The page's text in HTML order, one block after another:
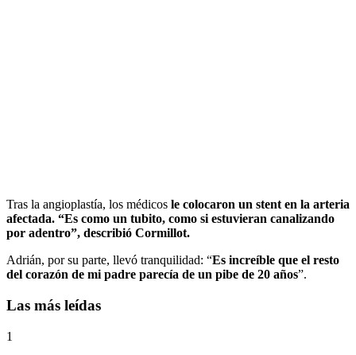
Tras la angioplastía, los médicos le colocaron un stent en la arteria
afectada. “Es como un tubito, como si estuvieran canalizando
por adentro”, describió Cormillot.
Adrián, por su parte, llevó tranquilidad: “Es increíble que el resto
del corazón de mi padre parecía de un pibe de 20 años”.
Las más leídas
1